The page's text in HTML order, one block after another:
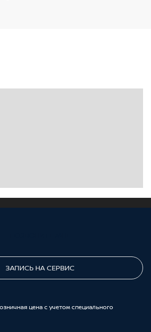
ЗАПИСЬ НА СЕРВИС
цена с учетом специального